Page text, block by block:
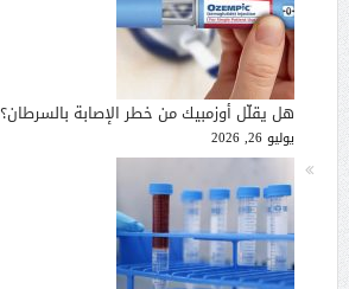
هل يقلّل أوزمبيك من خطر الإصابة بالسرطان؟
يوليو 26, 2026